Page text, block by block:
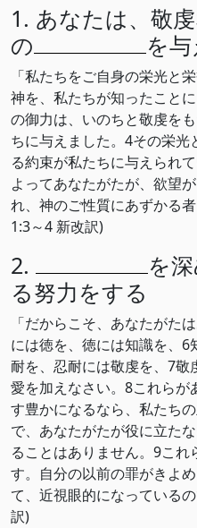
1. あなたは、敬
の
を
「私たちをご自身の栄光と
神を、私たちが知ったこと
の御力は、いのちと敬虔を
ちに与えました。4その栄
る約束が私たちに与えられ
よってあなたがたが、欲望
れ、神のご性質にあずかる
1:3～4 新改訳)
2.
を
る努力をする
「だからこそ、あなたがた
には徳を、徳には知識を、
耐を、忍耐には敬虔を、7敬
愛を加えなさい。8これらが
す豊かになるなら、私たち
で、あなたがたが役に立た
ることはありません。9こ
す。自分の以前の罪がきよ
て、近視眼的になっている
訳)